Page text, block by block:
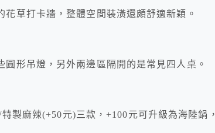
花草打卡牆，整體空間裝潢還頗舒適新穎。
圓形吊燈，另外兩邊區隔開的是常見四人桌。
製麻辣(+50元)三款，+100元可升級為海陸鍋，